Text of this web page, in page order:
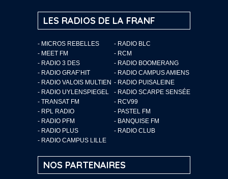
LES RADIOS DE LA FRANF
- MICROS REBELLES
- RADIO BLC
- MEET FM
- RCM
- RADIO 3 DES
- RADIO BOOMERANG
- RADIO GRAF’HIT
- RADIO CAMPUS AMIENS
- RADIO VALOIS MULTIEN - RADIO PUISALEINE
- RADIO UYLENSPIEGEL
- RADIO SCARPE SENSÉE
- TRANSAT FM
- RCV99
- RPL RADIO
- PASTEL FM
- RADIO PFM
- BANQUISE FM
- RADIO PLUS
- RADIO CLUB
- RADIO CAMPUS LILLE
NOS PARTENAIRES